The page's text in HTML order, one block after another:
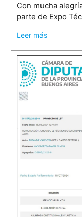
Con mucha
parte de Expo
Leer más